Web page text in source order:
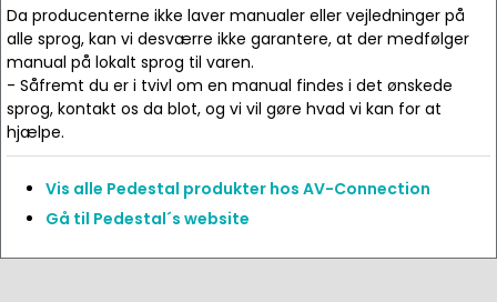
Da producenterne ikke laver manualer eller vejledninger på
alle sprog, kan vi desværre ikke garantere, at der medfølger
manual på lokalt sprog til varen.
- Såfremt du er i tvivl om en manual findes i det ønskede
sprog, kontakt os da blot, og vi vil gøre hvad vi kan for at
hjælpe.
Vis alle Pedestal produkter hos AV-Connection
Gå til Pedestal´s website